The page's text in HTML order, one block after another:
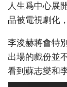
人生爲中心展
品被電視劇化
李浚赫將會特
出場的戲份並
看到蘇志燮和